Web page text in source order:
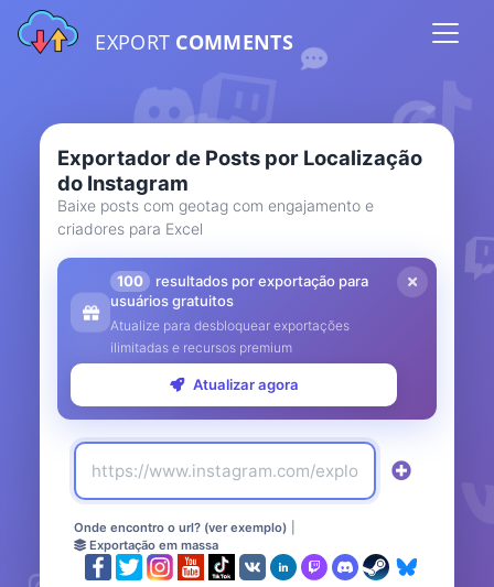
EXPORT COMMENTS
Exportador de Posts por Localização
do Instagram
Baixe posts com geotag com engajamento e
criadores para Excel
100
resultados por exportação para
usuários gratuitos
Atualize para desbloquear exportações
ilimitadas e recursos premium
Atualizar agora
Onde encontro o url? (ver exemplo)
Exportação em massa